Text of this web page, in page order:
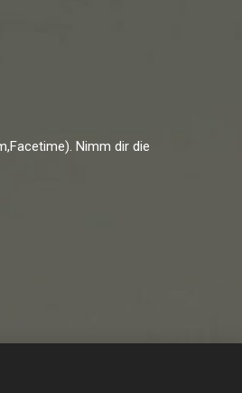
Nimm dir die